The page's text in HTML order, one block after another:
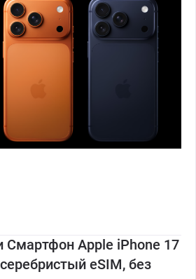
Смартфон Apple iPhone 17
eSIM, без